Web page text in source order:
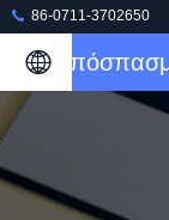
86-0711-3702650